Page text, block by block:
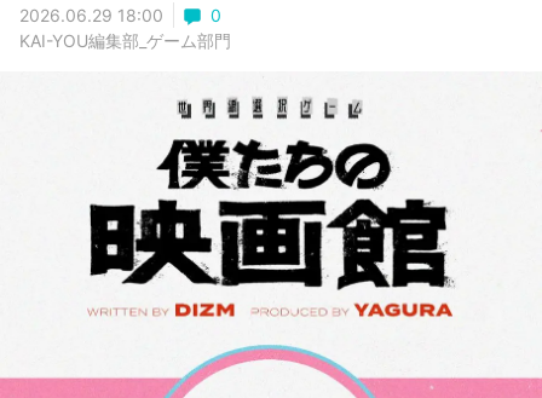
2026.06.29 18:00
0
KAI-YOU編集部_ゲーム部門